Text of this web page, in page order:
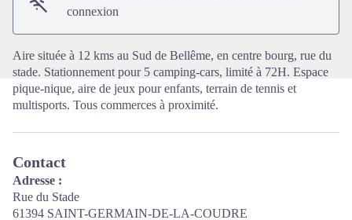
connexion
Aire située à 12 kms au Sud de Bellême, en centre bourg, rue du
stade. Stationnement pour 5 camping-cars, limité à 72H. Espace
pique-nique, aire de jeux pour enfants, terrain de tennis et
multisports. Tous commerces à proximité.
Contact
Adresse :
Rue du Stade
61394 SAINT-GERMAIN-DE-LA-COUDRE